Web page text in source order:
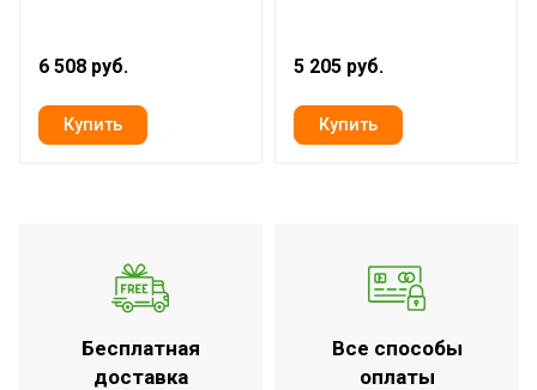
Тип нагревательного
элемента
Х-образный
монолитный
нагревательный
элемент
Напряжение
электропитания
Сетевой кабель с вилкой
6 508 руб. 5 205 руб.
Бесплатная
доставка
Все способы
оплаты